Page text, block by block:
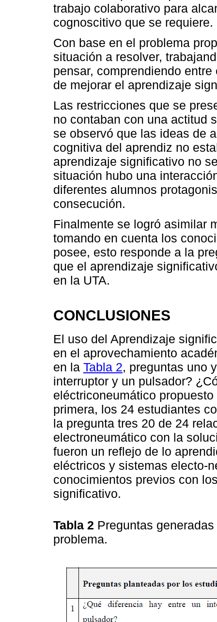
trabajo colaborativo para
cognoscitivo que se requiere.
Con base en el problema
situación a resolver,
pensar, comprendiendo
de mejorar el aprendizaje
Las restricciones que se
no contaban con una actitud
se observó que las ideas de
cognitiva del aprendiz no
aprendizaje significativo no
situación hubo una
diferentes alumnos
consecución.
Finalmente se logró asimilar
tomando en cuenta los
posee, esto responde a la
que el aprendizaje
en la UTA.
CONCLUSIONES
El uso del Aprendizaje
en el aprovechamiento
en la Tabla 2, preguntas uno
interruptor y un pulsador?
eléctriconeumático
primera, los 24 estudiantes
la pregunta tres 20 de 24
electroneumático con la
fueron un reflejo de lo
eléctricos y sistemas electo-
conocimientos previos con
significativo.
Tabla 2 Preguntas
problema.